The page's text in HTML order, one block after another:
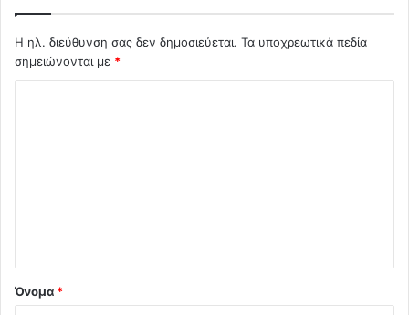
Η ηλ. διεύθυνση σας δεν δημοσιεύεται. Τα υποχρεωτικά πεδία
σημειώνονται με *
Όνομα *